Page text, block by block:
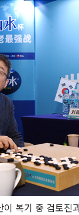
복기 중 검토진